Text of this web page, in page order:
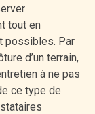
tout en
possibles. Par
d’un terrain,
à ne pas
ce type de